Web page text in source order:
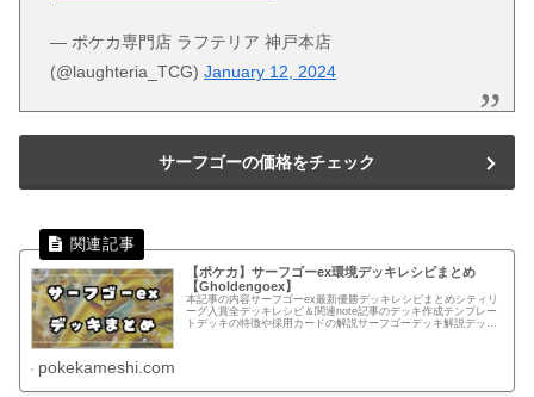
— ポケカ専門店 ラフテリア 神戸本店
(@laughteria_TCG)January 12, 2024
サーフゴーの価格をチェック
【ポケカ】サーフゴーex環境デッキレシピまとめ
【Gholdengoex】
本記事の内容サーフゴーex最新優勝デッキレシピまとめシティリ
ーグ入賞全デッキレシピ＆関連note記事のデッキ作成テンプレー
トデッキの特徴や採用カードの解説サーフゴーデッキ解説デッキ
pokekameshi.com